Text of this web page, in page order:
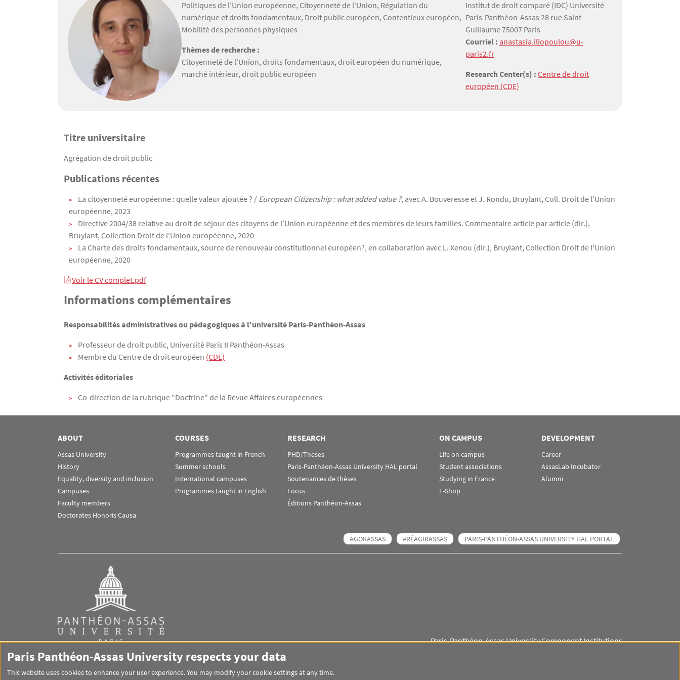
Politiques de l'Union européenne, Citoyenneté de l'Union, Régulation du
numérique et droits fondamentaux, Droit public européen, Contentieux européen,
Mobilité des personnes physiques
Thèmes de recherche :
Citoyenneté de l'Union, droits fondamentaux, droit européen du numérique,
marché intérieur, droit public européen
Institut de droit comparé (IDC) Université
Paris-Panthéon-Assas 28 rue Saint-
Guillaume 75007 Paris
Courriel : anastasia.iliopoulou@u-
paris2.fr
Research Center(s) : Centre de droit
européen (CDE)
Texte
Titre universitaire
Agrégation de droit public
Publications récentes
La citoyenneté européenne : quelle valeur ajoutée ? / European Citizenship : what added value ?, avec A. Bouveresse et J. Rondu, Bruylant, Coll. Droit de l’Union
européenne, 2023
Directive 2004/38 relative au droit de séjour des citoyens de l’Union européenne et des membres de leurs familles. Commentaire article par article (dir.),
Bruylant, Collection Droit de l'Union européenne, 2020
La Charte des droits fondamentaux, source de renouveau constitutionnel européen?, en collaboration avec L. Xenou (dir.), Bruylant, Collection Droit de l'Union
européenne, 2020
Voir le CV complet.pdf
Informations complémentaires
Responsabilités administratives ou pédagogiques à l'université Paris-Panthéon-Assas
Professeur de droit public, Université Paris II Panthéon-Assas
Membre du Centre de droit européen (CDE)
Activités éditoriales
Co-direction de la rubrique "Doctrine" de la Revue Affaires européennes
ABOUT
Assas University
History
Equality, diversity and inclusion
Campuses
Faculty members
Doctorates Honoris Causa
COURSES
Programmes taught in French
Summer schools
International campuses
Programmes taught in English
RESEARCH
PHD/Theses
Paris-Panthéon-Assas University HAL portal
Soutenances de thèses
Focus
Éditions Panthéon-Assas
ON CAMPUS
Life on campus
Student associations
Studying in France
E-Shop
DEVELOPMENT
Career
AssasLab Incubator
Alumni
AGORASSAS #RÉAGIRASSAS PARIS-PANTHÉON-ASSAS UNIVERSITY HAL PORTAL
Paris-Panthéon-Assas University Component Institutions
Paris Panthéon-Assas University respects your data
This website uses cookies to enhance your user experience. You may modify your cookie settings at any time.